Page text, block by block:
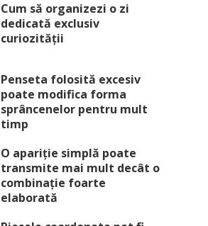
Cum să organizezi o zi
dedicată exclusiv
curiozității
Penseta folosită excesiv
poate modifica forma
sprâncenelor pentru mult
timp
O apariție simplă poate
transmite mai mult decât o
combinație foarte
elaborată